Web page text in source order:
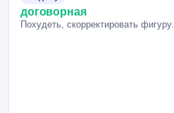
договорная
Похудеть, скорректировать фигуру.